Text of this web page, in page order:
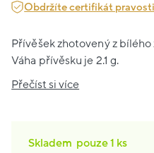
Obdržíte certifikát pravosti
Přívěšek zhotovený z
Váha přívěsku je 2.1 g.
Přečíst si více
Skladem pouze1 ks